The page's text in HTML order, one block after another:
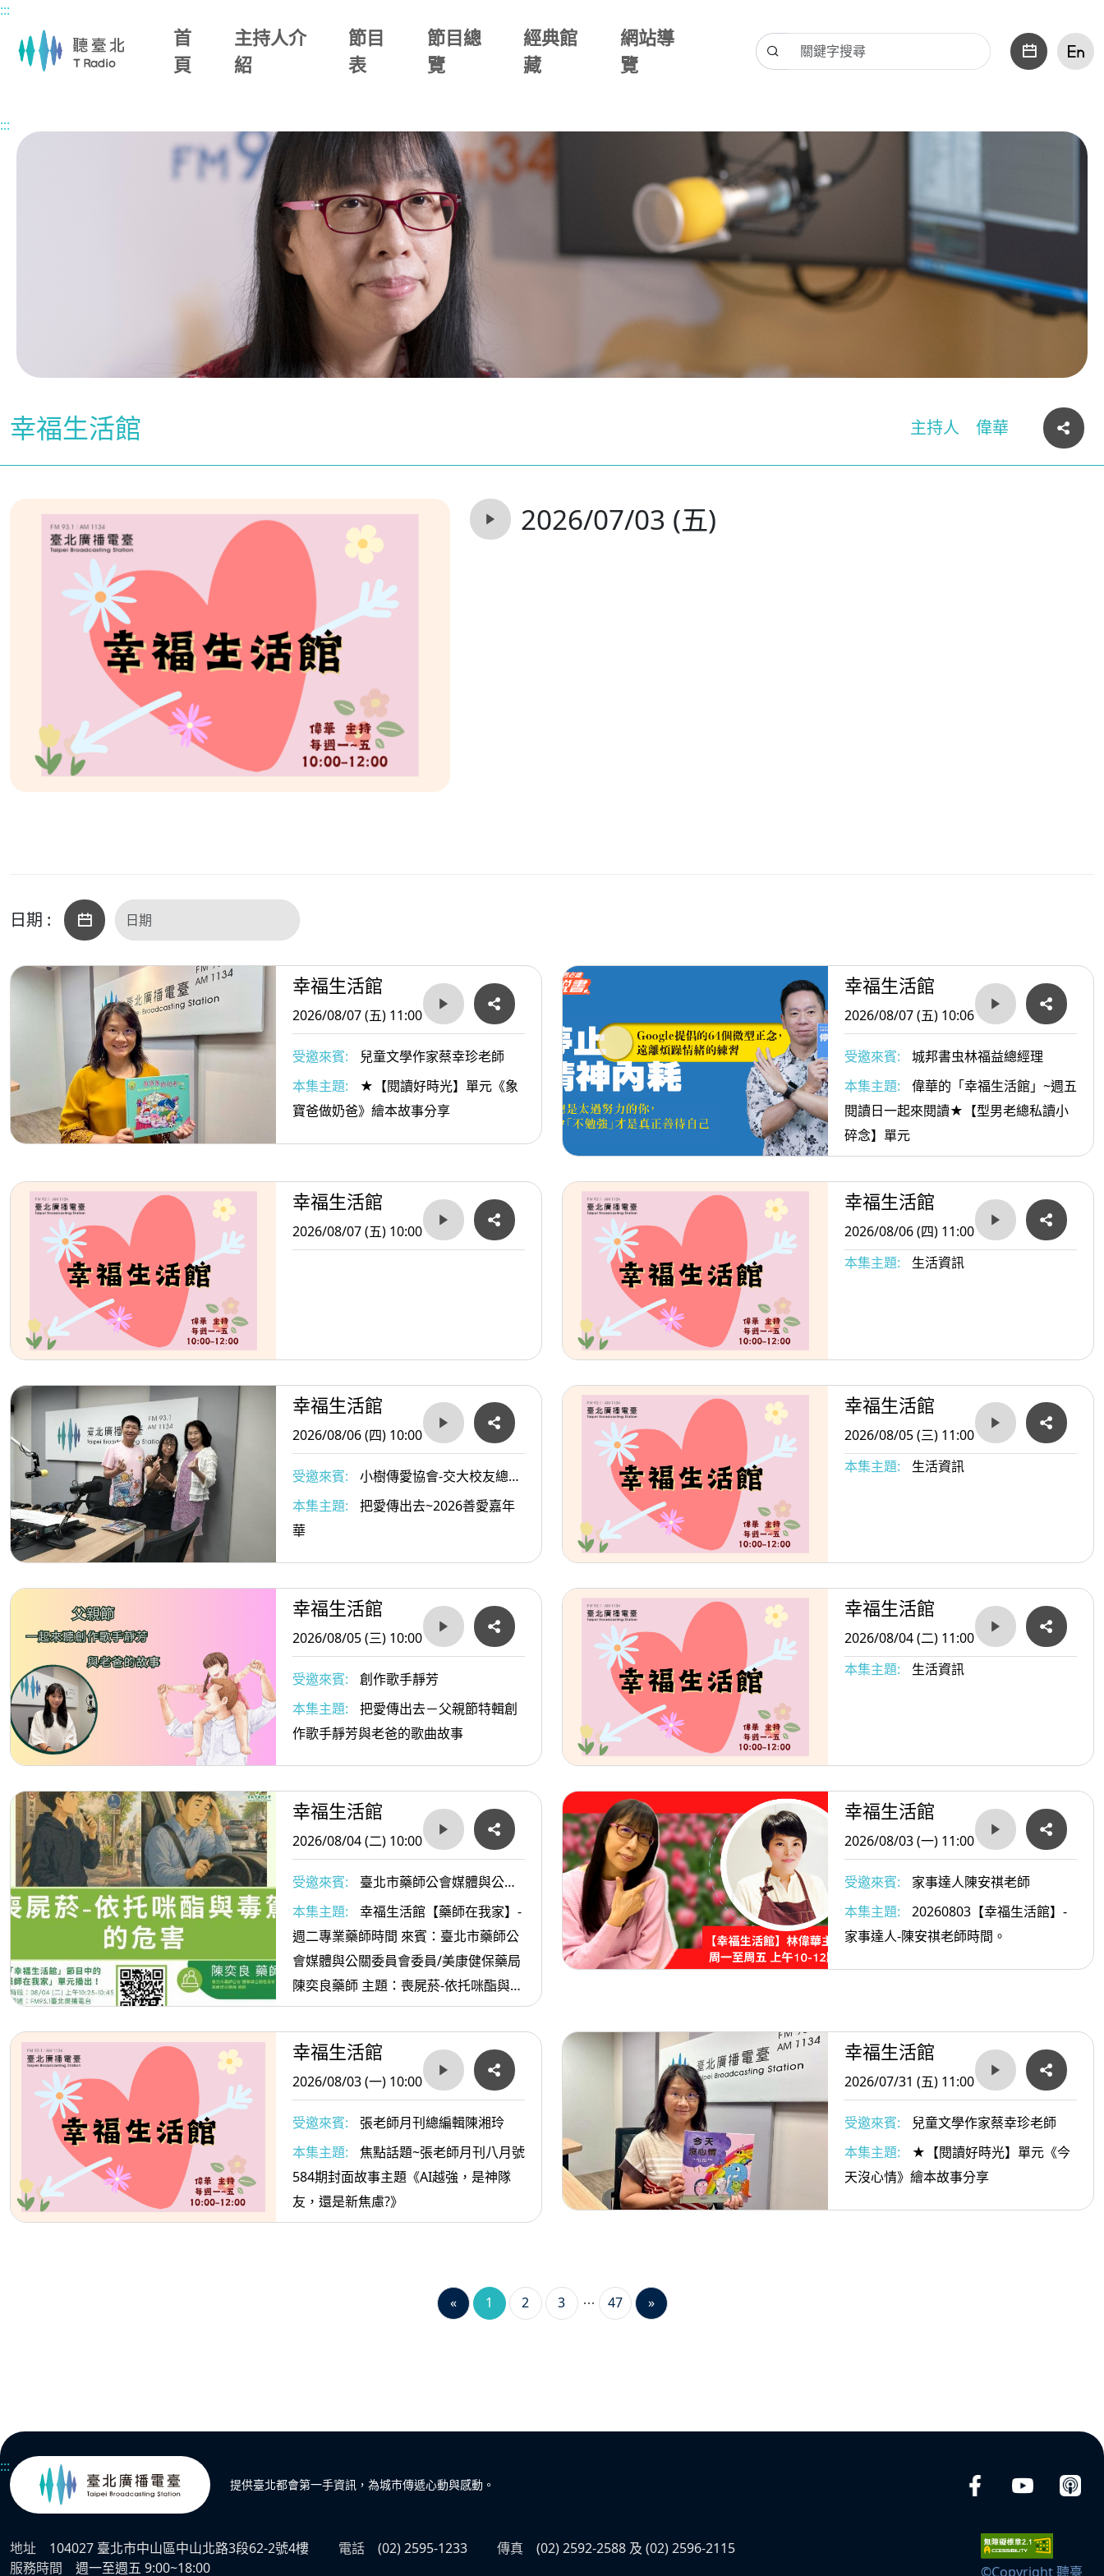
主要內容區塊
:::
首
頁
主持人介
紹
節目
表
節目總
覽
經典館
藏
網站導
覽
:::
幸福生活館 主持人 偉華
2026/07/03 (五)
日期 :
幸福生活館
2026/08/07 (五) 11:00
受邀來賓:
兒童文學作家蔡幸珍老師
本集主題:
★【閱讀好時光】單元《象
寶爸做奶爸》繪本故事分享
幸福生活館
2026/08/07 (五) 10:06
受邀來賓:
城邦書虫林福益總經理
本集主題:
偉華的「幸福生活館」~週五
閱讀日一起來閱讀★【型男老總私讀小
碎念】單元
幸福生活館
2026/08/07 (五) 10:00
幸福生活館
2026/08/06 (四) 11:00
本集主題:
生活資訊
幸福生活館
2026/08/06 (四) 10:00
受邀來賓:
小樹傳愛協會-交大校友總會
執行長/小樹傳愛協會副理事長/陳俊秀
與小樹傳愛協會發起人戴惠貞Dammy老
本集主題:
把愛傳出去~2026善愛嘉年
華
幸福生活館
2026/08/05 (三) 11:00
本集主題:
生活資訊
幸福生活館
2026/08/05 (三) 10:00
受邀來賓:
創作歌手靜芳
本集主題:
把愛傳出去－父親節特輯創
作歌手靜芳與老爸的歌曲故事
幸福生活館
2026/08/04 (二) 11:00
本集主題:
生活資訊
幸福生活館
2026/08/04 (二) 10:00
受邀來賓:
臺北市藥師公會媒體與公關
委員會委員/美康健保藥局陳奕良藥師
本集主題:
幸福生活館【藥師在我家】-
週二專業藥師時間 來賓：臺北市藥師公
會媒體與公關委員會委員/美康健保藥局
陳奕良藥師 主題：喪屍菸-依托咪酯與毒
駕的危害
幸福生活館
2026/08/03 (一) 11:00
受邀來賓:
家事達人陳安祺老師
本集主題:
20260803【幸福生活館】-
家事達人-陳安祺老師時間。
幸福生活館
2026/08/03 (一) 10:00
受邀來賓:
張老師月刊總編輯陳湘玲
本集主題:
焦點話題~張老師月刊八月號
584期封面故事主題《AI越強，是神隊
友，還是新焦慮?》
幸福生活館
2026/07/31 (五) 11:00
受邀來賓:
兒童文學作家蔡幸珍老師
本集主題:
★【閱讀好時光】單元《今
天沒心情》繪本故事分享
« 1 2 3 47 »
:::
提供臺北都會第一手資訊，為城市傳遞心動與感動。
地址 104027 臺北市中山區中山北路3段62-2號4樓 電話 (02) 2595-1233 傳真
(02) 2592-2588 及 (02) 2596-2115
服務時間
週一至週五 9:00~18:00 ©Copyright 聽臺